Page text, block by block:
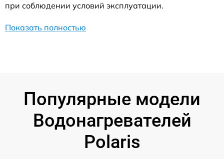
при соблюдении условий эксплуатации.
Показать полностью
Популярные модели
Водонагревателей
Polaris